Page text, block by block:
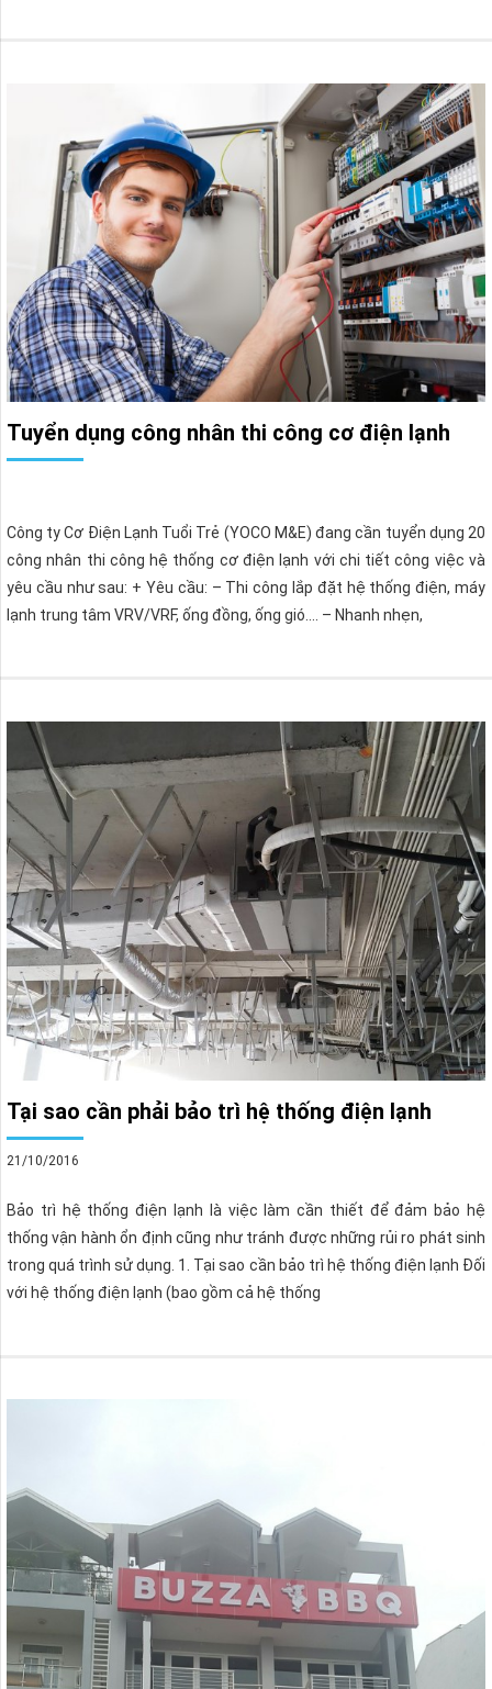
Tuyển dụng công nhân thi công cơ điện lạnh
Công ty Cơ Điện Lạnh Tuổi Trẻ (YOCO M&E) đang cần tuyển dụng 20
công nhân thi công hệ thống cơ điện lạnh với chi tiết công việc và
yêu cầu như sau: + Yêu cầu: – Thi công lắp đặt hệ thống điện, máy
lạnh trung tâm VRV/VRF, ống đồng, ống gió…. – Nhanh nhẹn,
Tại sao cần phải bảo trì hệ thống điện lạnh
21/10/2016
Bảo trì hệ thống điện lạnh là việc làm cần thiết để đảm bảo hệ
thống vận hành ổn định cũng như tránh được những rủi ro phát sinh
trong quá trình sử dụng. 1. Tại sao cần bảo trì hệ thống điện lạnh Đối
với hệ thống điện lạnh (bao gồm cả hệ thống